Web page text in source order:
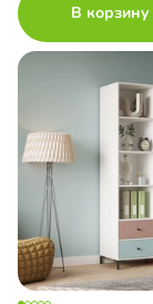
В корзину